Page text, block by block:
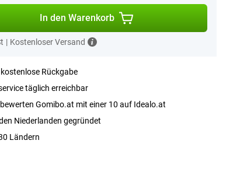
In den Warenkorb
| Kostenloser Versand
Rückgabe
täglich erreichbar
Gomibo.at mit einer 10 auf Idealo.at
Niederlanden gegründet
Ländern